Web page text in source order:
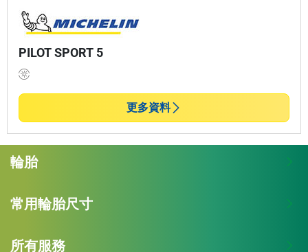
PILOT SPORT 5
更多資料
輪胎
常用輪胎尺寸
所有服務